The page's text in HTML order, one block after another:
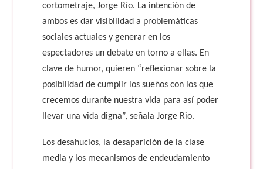
cortometraje, Jorge Río. La intención de
ambos es dar visibilidad a problemáticas
sociales actuales y generar en los
espectadores un debate en torno a ellas. En
clave de humor, quieren “reflexionar sobre la
posibilidad de cumplir los sueños con los que
crecemos durante nuestra vida para así poder
llevar una vida digna”, señala Jorge Rio.
Los desahucios, la desaparición de la clase
media y los mecanismos de endeudamiento